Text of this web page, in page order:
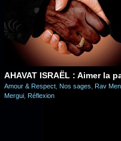
AHAVAT ISRAËL : Aimer la
Amour & Respect Nos sages Rav
Mergui Réflexion